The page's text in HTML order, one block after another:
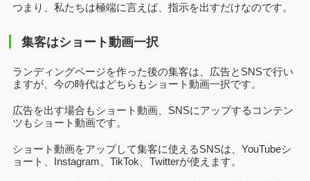
つまり、私たちは極端に言えば、指示を出すだけなのです。
集客はショート動画一択
ランディングページを作った後の集客は、広告とSNSで行い
ますが、今の時代はどちらもショート動画一択です。
広告を出す場合もショート動画、SNSにアップするコンテン
ツもショート動画です。
ショート動画をアップして集客に使えるSNSは、YouTubeシ
ョート、Instagram、TikTok、Twitterが使えます。